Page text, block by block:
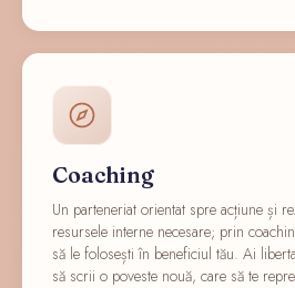
Coaching
Un parteneriat orientat spre acțiune și
resursele interne necesare; prin
să le folosești în beneficiul tău. Ai
să scrii o poveste nouă, care să te